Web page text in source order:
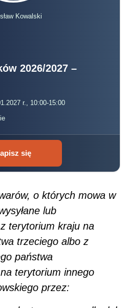
Kowalski
2026/2027 –
r., 10:00-15:00
się
o których mowa w
lub
terytorium kraju na
trzeciego albo z
państwa
terytorium innego
przez: